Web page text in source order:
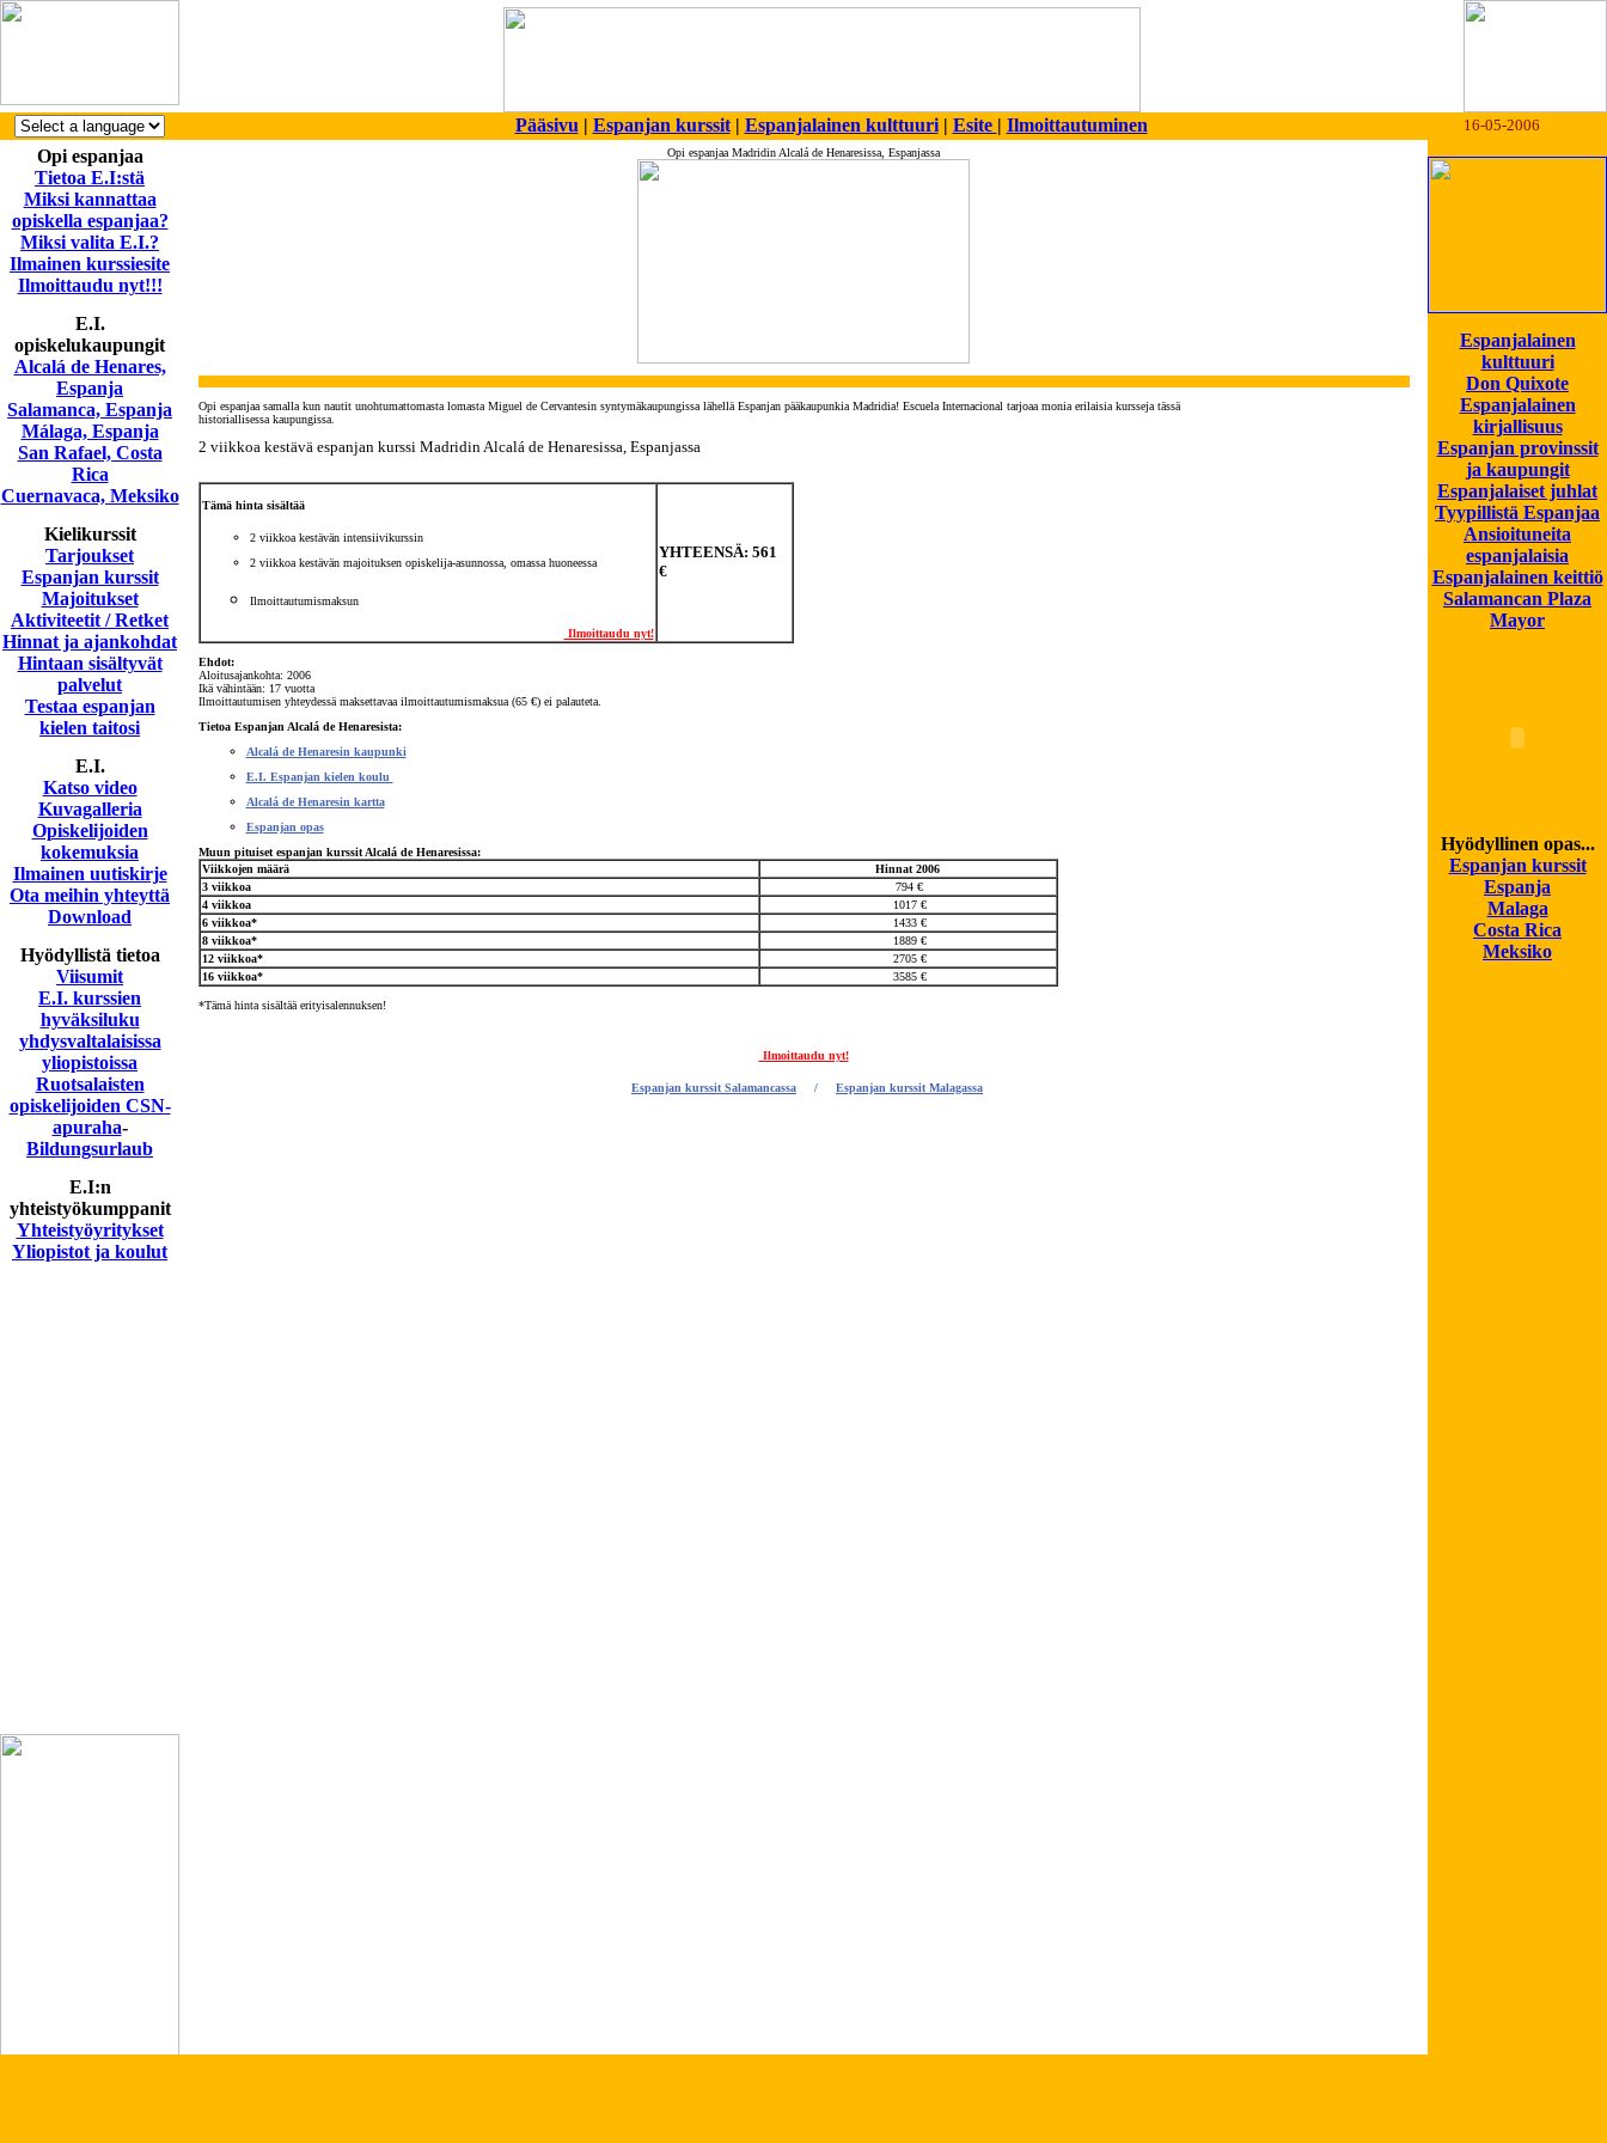
Pääsivu | Espanjan kurssit| Espanjalainen kulttuuri| Esite | Ilmoittautuminen 16-05-2006
Opi espanjaa
Tietoa E.I:stä
Miksi kannattaa
opiskella espanjaa?
Miksi valita E.I.?
Ilmainen kurssiesite
Ilmoittaudu nyt!!!
E.I.
opiskelukaupungit
Alcalá de Henares,
Espanja
Salamanca, Espanja
Málaga, Espanja
San Rafael, Costa
Rica
Cuernavaca, Meksiko
Kielikurssit
Tarjoukset
Espanjan kurssit
Majoitukset
Aktiviteetit / Retket
Hinnat ja ajankohdat
Hintaan sisältyvät
palvelut
Testaa espanjan
kielen taitosi
E.I.
Katso video
Kuvagalleria
Opiskelijoiden
kokemuksia
Ilmainen uutiskirje
Ota meihin yhteyttä
Download
Hyödyllistä tietoa
Viisumit
E.I. kurssien
hyväksiluku
yhdysvaltalaisissa
yliopistoissa
Ruotsalaisten
opiskelijoiden CSN-
apuraha-
Bildungsurlaub
E.I:n
yhteistyökumppanit
Yhteistyöyritykset
Yliopistot ja koulut
Opi espanjaa Madridin Alcalá de Henaresissa, Espanjassa
Opi espanjaa samalla kun nautit unohtumattomasta lomasta Miguel de Cervantesin syntymäkaupungissa lähellä Espanjan pääkaupunkia Madridia! Escuela Internacional tarjoaa monia erilaisia kursseja tässä
historiallisessa kaupungissa.
2 viikkoa kestävä espanjan kurssi Madridin Alcalá de Henaresissa, Espanjassa
Tämä hinta sisältää
2 viikkoa kestävän intensiivikurssin
2 viikkoa kestävän majoituksen opiskelija-asunnossa, omassa huoneessa
Ilmoittautumismaksun
Ilmoittaudu nyt!
YHTEENSÄ: 561
€
Ehdot:
Aloitusajankohta: 2006
Ikä vähintään: 17 vuotta
Ilmoittautumisen yhteydessä maksettavaa ilmoittautumismaksua (65 €) ei palauteta.
Tietoa Espanjan Alcalá de Henaresista:
Alcalá de Henaresin kaupunki
E.I. Espanjan kielen koulu
Alcalá de Henaresin kartta
Espanjan opas
Muun pituiset espanjan kurssit Alcalá de Henaresissa:
Viikkojen määrä
Hinnat 2006
3 viikkoa
794 €
4 viikkoa
1017 €
6 viikkoa*
1433 €
8 viikkoa*
1889 €
12 viikkoa*
2705 €
16 viikkoa*
3585 €
*Tämä hinta sisältää erityisalennuksen!
Ilmoittaudu nyt!
Espanjan kurssit Salamancassa / Espanjan kurssit Malagassa
Espanjalainen
kulttuuri
Don Quixote
Espanjalainen
kirjallisuus
Espanjan provinssit
ja kaupungit
Espanjalaiset juhlat
Tyypillistä Espanjaa
Ansioituneita
espanjalaisia
Espanjalainen keittiö
Salamancan Plaza
Mayor
Hyödyllinen opas...
Espanjan kurssit
Espanja
Malaga
Costa Rica
Meksiko